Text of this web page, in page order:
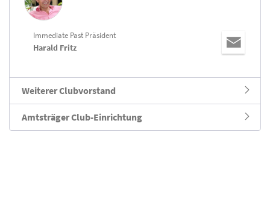
Immediate Past Präsident
Harald Fritz
Weiterer Clubvorstand
Amtsträger Club-Einrichtung